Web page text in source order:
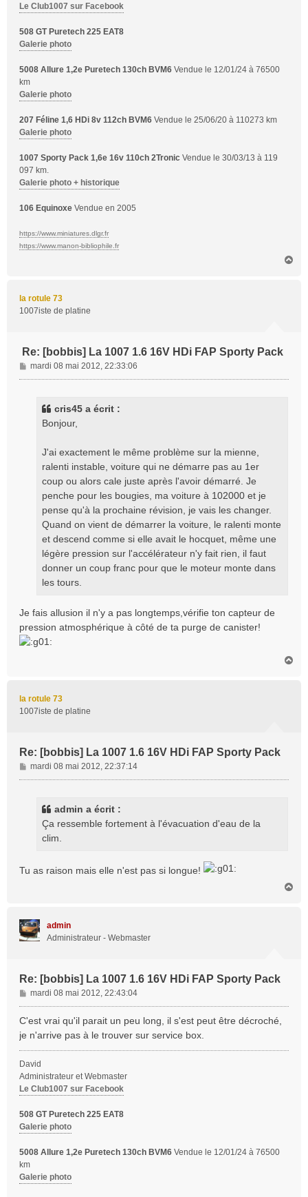
Le Club1007 sur Facebook
508 GT Puretech 225 EAT8
Galerie photo
5008 Allure 1,2e Puretech 130ch BVM6 Vendue le 12/01/24 à 76500
km
Galerie photo
207 Féline 1,6 HDi 8v 112ch BVM6 Vendue le 25/06/20 à 110273 km
Galerie photo
1007 Sporty Pack 1,6e 16v 110ch 2Tronic Vendue le 30/03/13 à 119
097 km.
Galerie photo + historique
106 Equinoxe Vendue en 2005
https://www.miniatures.dlgr.fr
https://www.manon-bibliophile.fr
la rotule 73
1007iste de platine
Re: [bobbis] La 1007 1.6 16V HDi FAP Sporty Pack
M
e
mardi 08 mai 2012, 22:33:06
cris45 a écrit :
Bonjour,
J'ai exactement le même problème sur la mienne,
ralenti instable, voiture qui ne démarre pas au 1er
coup ou alors cale juste après l'avoir démarré. Je
penche pour les bougies, ma voiture à 102000 et je
pense qu'à la prochaine révision, je vais les changer.
Quand on vient de démarrer la voiture, le ralenti monte
et descend comme si elle avait le hocquet, même une
légère pression sur l'accélérateur n'y fait rien, il faut
donner un coup franc pour que le moteur monte dans
les tours.
Je fais allusion il n'y a pas longtemps,vérifie ton capteur de
pression atmosphérique à côté de ta purge de canister!
la rotule 73
1007iste de platine
Re: [bobbis] La 1007 1.6 16V HDi FAP Sporty Pack
M
e
mardi 08 mai 2012, 22:37:14
admin a écrit :
Ça ressemble fortement à l'évacuation d'eau de la
clim.
Tu as raison mais elle n'est pas si longue!
admin
Administrateur - Webmaster
Re: [bobbis] La 1007 1.6 16V HDi FAP Sporty Pack
M
e
s
e
mardi 08 mai 2012, 22:43:04
C'est vrai qu'il parait un peu long, il s'est peut être décroché,
je n'arrive pas à le trouver sur service box.
David
Administrateur et Webmaster
Le Club1007 sur Facebook
508 GT Puretech 225 EAT8
Galerie photo
5008 Allure 1,2e Puretech 130ch BVM6 Vendue le 12/01/24 à 76500
km
Galerie photo